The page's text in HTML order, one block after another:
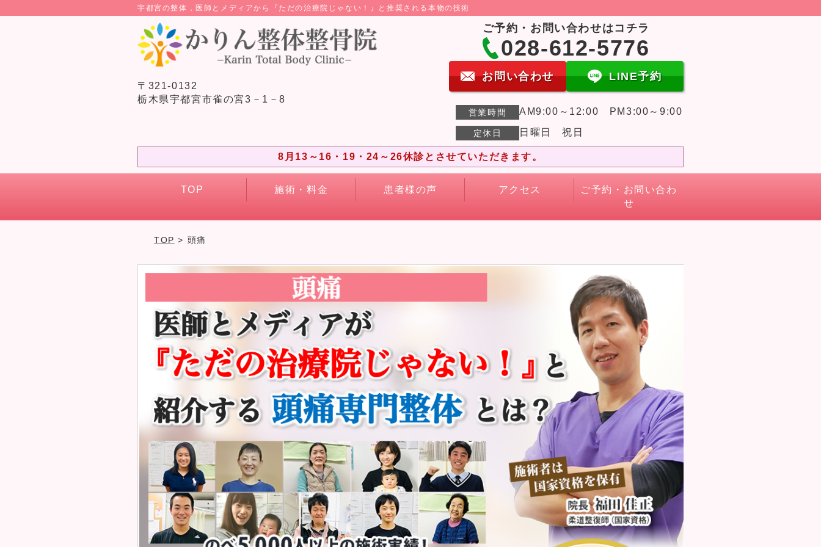
宇都宮の整体，医師とメディアから『ただの治療院じゃない！』と推奨される本物の技術
〒321-0132
栃木県宇都宮市雀の宮3－1－8
ご予約・お問い合わせはコチラ
028-612-5776
お問い合わせ LINE予約
営業時間 AM9:00～12:00 PM3:00～9:00
定休日 日曜日 祝日
8月13～16・19・24～26休診とさせていただきます。
TOP 施術・料金 患者様の声 アクセス
ご予約・お問い合わ
せ
TOP > 頭痛